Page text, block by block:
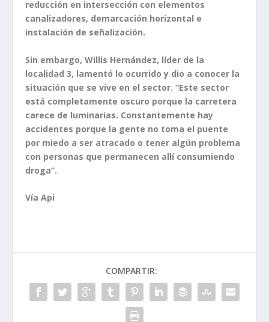
reducción en intersección con elementos
canalizadores, demarcación horizontal e
instalación de señalización.
Sin embargo, Willis Hernández, líder de la
localidad 3, lamentó lo ocurrido y dio a conocer la
situación que se vive en el sector. “Este sector
está completamente oscuro porque la carretera
carece de luminarias. Constantemente hay
accidentes porque la gente no toma el puente
por miedo a ser atracado o tener algún problema
con personas que permanecen allí consumiendo
droga”.
Vía Api
COMPARTIR: